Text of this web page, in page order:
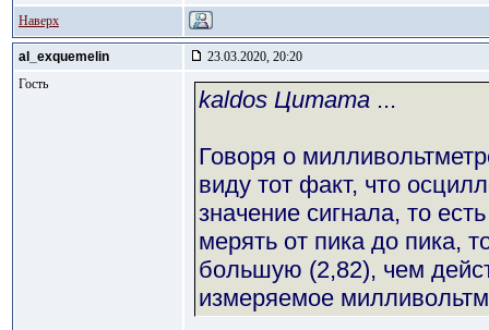
Наверх
al_exquemelin
23.03.2020, 20:20
Гость
kaldos Цитата ...
Говоря о
виду тот факт, что
значение сигнала, то
мерять от пика до пика,
большую (2,82), чем
измеряемое